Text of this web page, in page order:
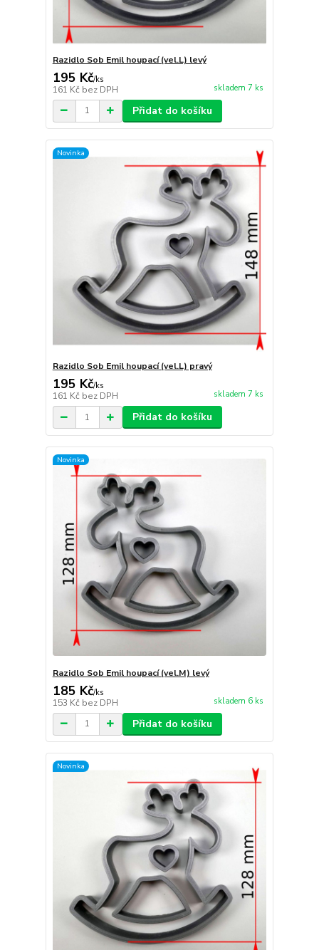
Razidlo Sob Emil houpací (vel.L) levý
195 Kč/ks
161 Kč bez DPH skladem 7 ks
Přidat do košíku
Novinka
Razidlo Sob Emil houpací (vel.L) pravý
195 Kč/ks
161 Kč bez DPH skladem 7 ks
Přidat do košíku
Novinka
Razidlo Sob Emil houpací (vel.M) levý
185 Kč/ks
153 Kč bez DPH skladem 6 ks
Přidat do košíku
Novinka